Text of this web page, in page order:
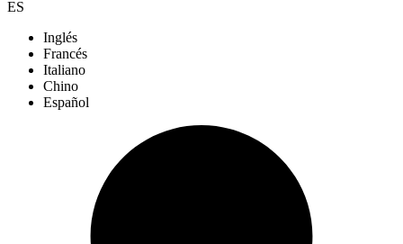
ES
Inglés
Francés
Italiano
Chino
Español